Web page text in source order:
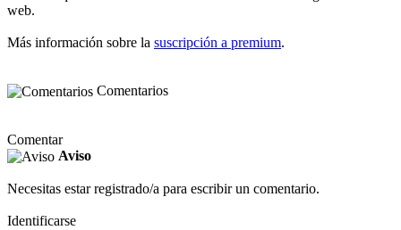
web.
Más información sobre la suscripción a premium.
Comentarios
Comentar
Aviso
Necesitas estar registrado/a para escribir un comentario.
Identificarse